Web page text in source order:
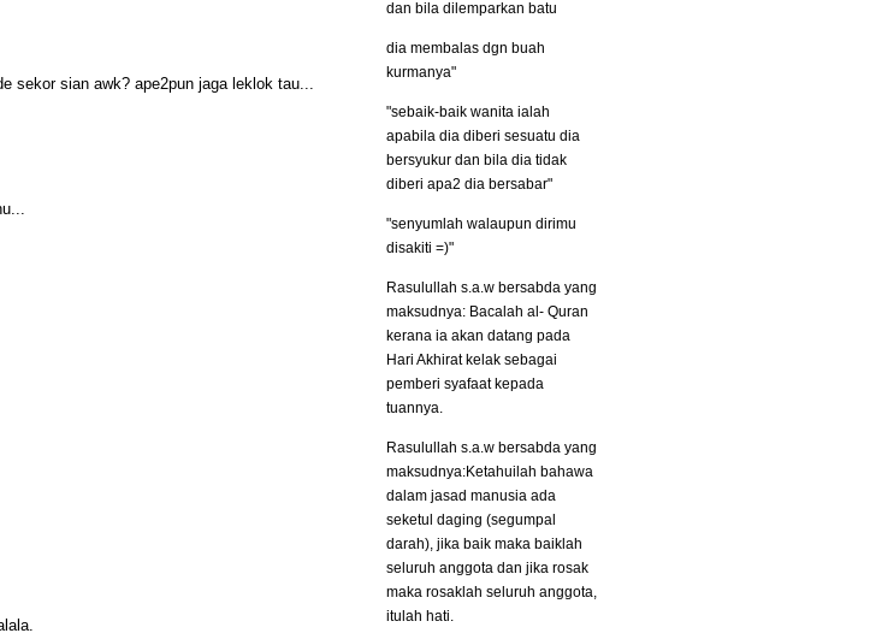
sekor sian awk? ape2pun jaga leklok tau...
dan bila dilemparkan batu
dia membalas dgn buah
kurmanya"
"sebaik-baik wanita ialah
apabila dia diberi sesuatu dia
bersyukur dan bila dia tidak
diberi apa2 dia bersabar"
"senyumlah walaupun dirimu
disakiti =)"
Rasulullah s.a.w bersabda yang
maksudnya: Bacalah al- Quran
kerana ia akan datang pada
Hari Akhirat kelak sebagai
pemberi syafaat kepada
tuannya.
Rasulullah s.a.w bersabda yang
maksudnya:Ketahuilah bahawa
dalam jasad manusia ada
seketul daging (segumpal
darah), jika baik maka baiklah
seluruh anggota dan jika rosak
maka rosaklah seluruh anggota,
itulah hati.